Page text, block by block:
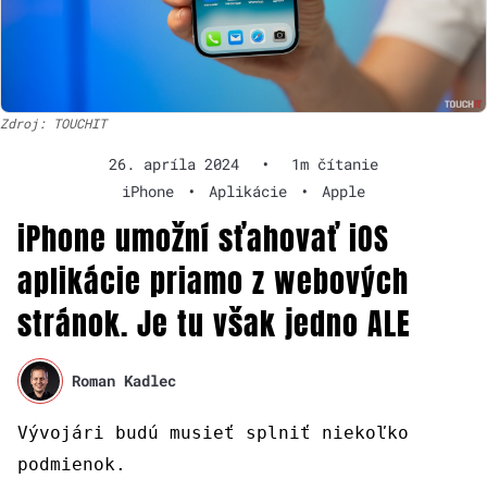
Zdroj: TOUCHIT
26. apríla 2024 •
1m čítanie
iPhone
• Aplikácie • Apple
iPhone umožní sťahovať iOS
aplikácie priamo z webových
stránok. Je tu však jedno ALE
Roman Kadlec
Vývojári budú musieť splniť niekoľko
podmienok.